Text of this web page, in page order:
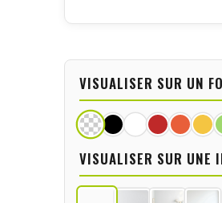
VISUALISER SUR UN
VISUALISER SUR UNE